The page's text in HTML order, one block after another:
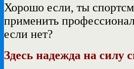
Хорошо если, ты
применить
если нет?
Здесь надежда на силу